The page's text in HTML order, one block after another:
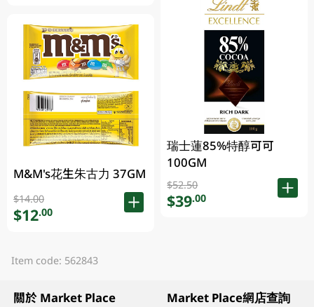
M&M's花生朱古力 37GM
$14.00
$12.00
瑞士蓮85%特醇可可
100GM
$52.50
$39.00
Item code: 562843
關於 Market Place Market Place網店查詢